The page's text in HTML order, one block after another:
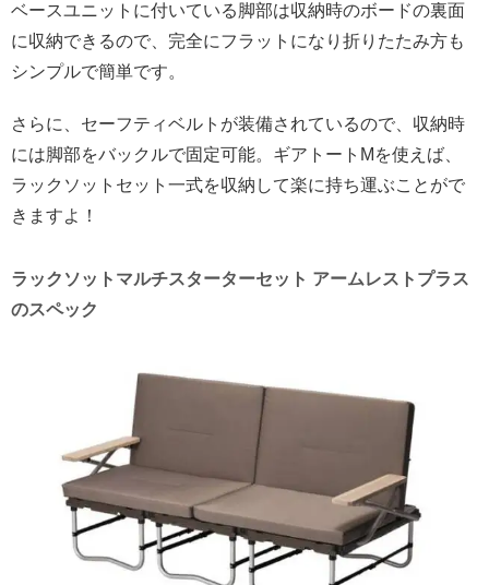
ベースユニットに付いている脚部は収納時のボードの裏面
に収納できるので、完全にフラットになり折りたたみ方も
シンプルで簡単です。
さらに、セーフティベルトが装備されているので、収納時
には脚部をバックルで固定可能。ギアトートMを使えば、
ラックソットセット一式を収納して楽に持ち運ぶことがで
きますよ！
ラックソットマルチスターターセット アームレストプラス
のスペック